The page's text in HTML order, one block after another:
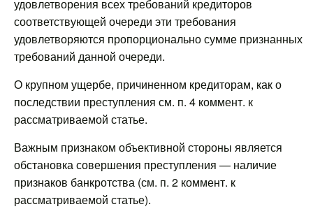
удовлетворения всех требований кредиторов
соответствующей очереди эти требования
удовлетворяются пропорционально сумме признанных
требований данной очереди.
О крупном ущербе, причиненном кредиторам, как о
последствии преступления см. п. 4 коммент. к
рассматриваемой статье.
Важным признаком объективной стороны является
обстановка совершения преступления — наличие
признаков банкротства (см. п. 2 коммент. к
рассматриваемой статье).